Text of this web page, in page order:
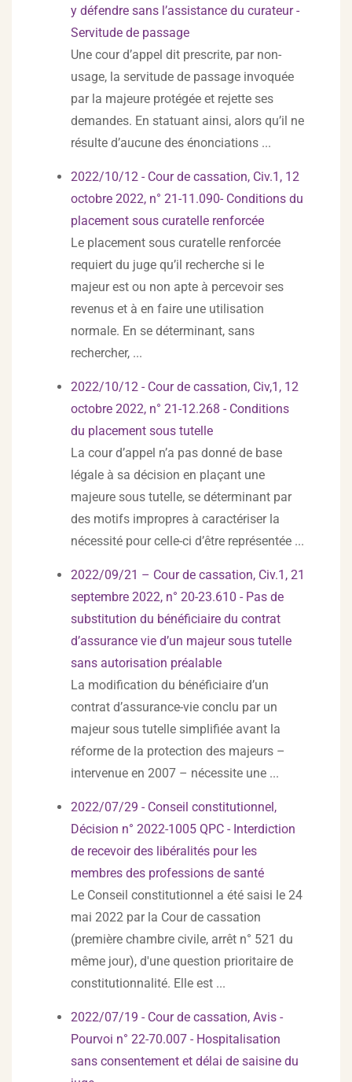
y défendre sans l’assistance du curateur -
Servitude de passage
Une cour d’appel dit prescrite, par non-
usage, la servitude de passage invoquée
par la majeure protégée et rejette ses
demandes. En statuant ainsi, alors qu’il ne
résulte d’aucune des énonciations ...
2022/10/12 - Cour de cassation, Civ.1, 12
octobre 2022, n° 21-11.090- Conditions du
placement sous curatelle renforcée
Le placement sous curatelle renforcée
requiert du juge qu’il recherche si le
majeur est ou non apte à percevoir ses
revenus et à en faire une utilisation
normale. En se déterminant, sans
rechercher, ...
2022/10/12 - Cour de cassation, Civ,1, 12
octobre 2022, n° 21-12.268 - Conditions
du placement sous tutelle
La cour d’appel n’a pas donné de base
légale à sa décision en plaçant une
majeure sous tutelle, se déterminant par
des motifs impropres à caractériser la
nécessité pour celle-ci d’être représentée ...
2022/09/21 – Cour de cassation, Civ.1, 21
septembre 2022, n° 20-23.610 - Pas de
substitution du bénéficiaire du contrat
d’assurance vie d’un majeur sous tutelle
sans autorisation préalable
La modification du bénéficiaire d’un
contrat d’assurance-vie conclu par un
majeur sous tutelle simplifiée avant la
réforme de la protection des majeurs –
intervenue en 2007 – nécessite une ...
2022/07/29 - Conseil constitutionnel,
Décision n° 2022-1005 QPC - Interdiction
de recevoir des libéralités pour les
membres des professions de santé
Le Conseil constitutionnel a été saisi le 24
mai 2022 par la Cour de cassation
(première chambre civile, arrêt n° 521 du
même jour), d'une question prioritaire de
constitutionnalité. Elle est ...
2022/07/19 - Cour de cassation, Avis -
Pourvoi n° 22-70.007 - Hospitalisation
sans consentement et délai de saisine du